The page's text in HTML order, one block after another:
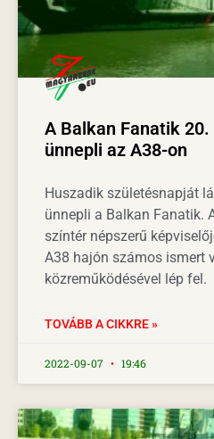
A Balkan Fanatik
ünnepli az A38-on
Huszadik születésnapját
ünnepli a Balkan Fanatik.
színtér népszerű
A38 hajón számos ismert
közreműködésével lép fel.
TOVÁBB A CIKKRE »
2022-09-07 19:46